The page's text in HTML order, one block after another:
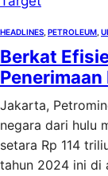
HEADLINES PETROLEUM
Berkat
Jakarta,
negara dari hulu
setara Rp 114
tahun 2024 ini di